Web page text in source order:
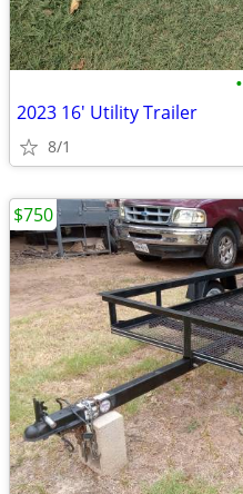
•
2023 16' Utility Trailer
8/1
$750